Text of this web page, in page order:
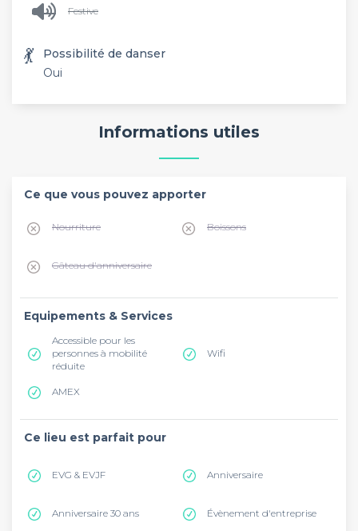
Festive
💃
Possibilité de danser
Oui
Informations utiles
Ce que vous pouvez apporter
Nourriture Boissons
Gâteau d'anniversaire
Equipements & Services
Accessible pour les
personnes à mobilité
réduite
Wifi
AMEX
Ce lieu est parfait pour
EVG & EVJF Anniversaire
Anniversaire 30 ans Évènement d'entreprise